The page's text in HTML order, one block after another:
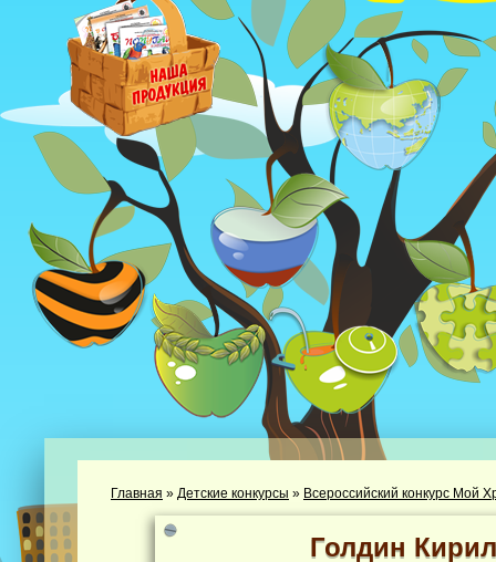
Главная » Детские конкурсы » Всероссийский конкурс Мой
Голдин